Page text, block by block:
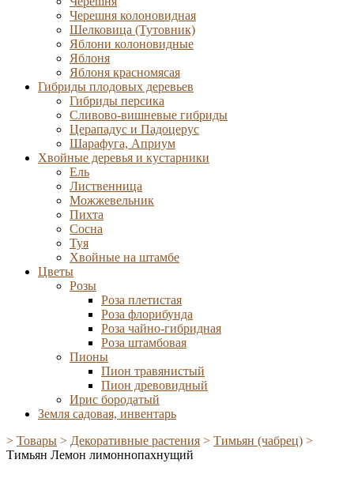
Черешня колоновидная
Шелковица (Тутовник)
Яблони колоновидные
Яблоня
Яблоня красномясая
Гибриды плодовых деревьев
Гибриды персика
Сливово-вишневые гибриды
Церападус и Падоцерус
Шарафуга, Априум
Хвойные деревья и кустарники
Ель
Лиственница
Можжевельник
Пихта
Сосна
Туя
Хвойные на штамбе
Цветы
Розы
Роза плетистая
Роза флорибунда
Роза чайно-гибридная
Роза штамбовая
Пионы
Пион травянистый
Пион древовидный
Ирис бородатый
Земля садовая, инвентарь
> Товары > Декоративные растения > Тимьян (чабрец) >
Тимьян Лемон лимоннопахнущий